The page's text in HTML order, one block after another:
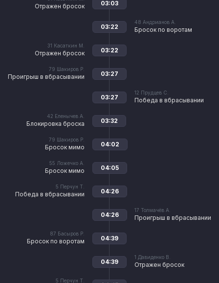
Отражен бросок 03:03
48 Андрианов А.
Бросок по воротам
03:22
31 Касаткин М.
Отражен бросок 03:22
79 Шакиров Р.
Проигрыш в вбрасывании 03:27
12 Прудцев С.
Победа в вбрасывании
03:27
42 Еленычев А.
Блокировка броска 03:32
79 Шакиров Р.
Бросок мимо 04:02
55 Ложечко А.
Бросок мимо 04:05
5 Перчун Т.
Победа в вбрасывании 04:26
17 Толмачёв А.
Проигрыш в вбрасывании
04:26
87 Басыров Р.
Бросок по воротам 04:39
1 Давиденко В.
Отражен бросок
04:39
5 Перчун Т.